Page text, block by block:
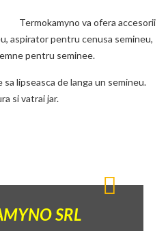
Termokamyno va ofera accesorii
aspirator pentru cenusa semineu,
pentru seminee.
lipseasca de langa un semineu.
si vatrai jar.
SRL